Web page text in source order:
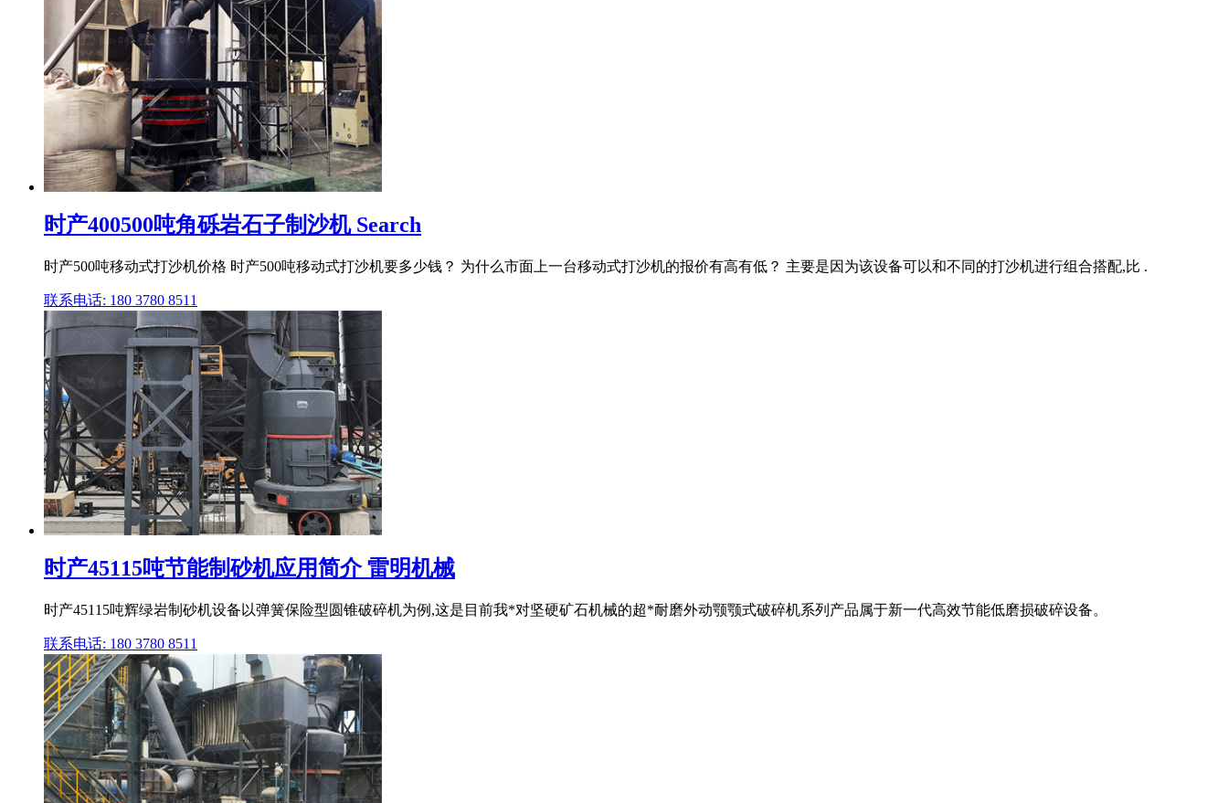
时产400500吨角砾岩石子制沙机 Search
时产500吨移动式打沙机价格 时产500吨移动式打沙机要多少钱？ 为什么市面上一台移动式打沙机的报价有高有低？ 主要是因为该设备可以和不同的打沙机进行组合搭配,比 .
联系电话: 180 3780 8511
时产45115吨节能制砂机应用简介 雷明机械
时产45115吨辉绿岩制砂机设备以弹簧保险型圆锥破碎机为例,这是目前我*对坚硬矿石机械的超*耐磨外动颚颚式破碎机系列产品属于新一代高效节能低磨损破碎设备。
联系电话: 180 3780 8511